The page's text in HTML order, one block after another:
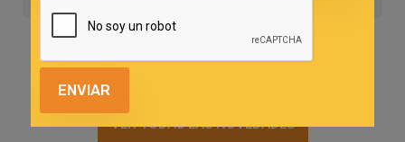
VER TODAS LAS NOVEDADES